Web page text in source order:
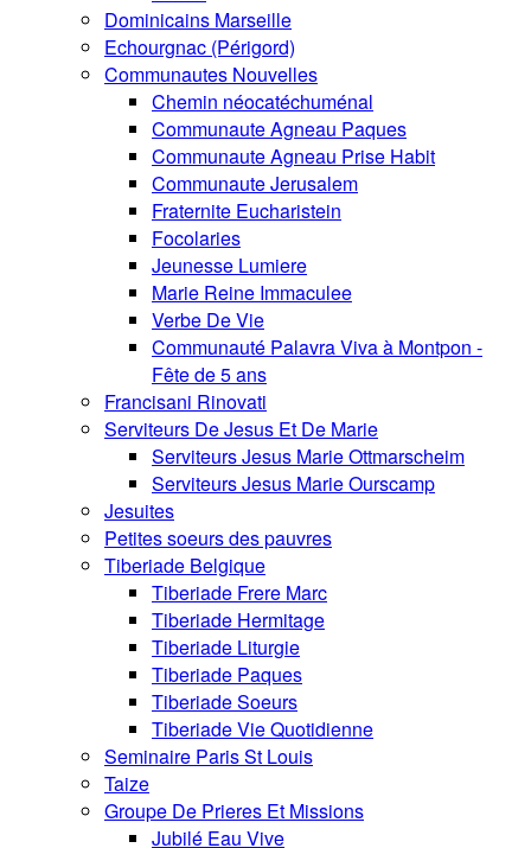
Dominicains Marseille
Echourgnac (Périgord)
Communautes Nouvelles
Chemin néocatéchuménal
Communaute Agneau Paques
Communaute Agneau Prise Habit
Communaute Jerusalem
Fraternite Eucharistein
Focolaries
Jeunesse Lumiere
Marie Reine Immaculee
Verbe De Vie
Communauté Palavra Viva à Montpon -
Fête de 5 ans
Francisani Rinovati
Serviteurs De Jesus Et De Marie
Serviteurs Jesus Marie Ottmarscheim
Serviteurs Jesus Marie Ourscamp
Jesuites
Petites soeurs des pauvres
Tiberiade Belgique
Tiberiade Frere Marc
Tiberiade Hermitage
Tiberiade Liturgie
Tiberiade Paques
Tiberiade Soeurs
Tiberiade Vie Quotidienne
Seminaire Paris St Louis
Taize
Groupe De Prieres Et Missions
Jubilé Eau Vive